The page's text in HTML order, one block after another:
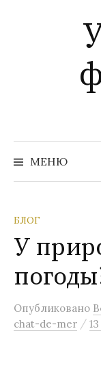
к
с
ж
м
о
м
МЕНЮ
БЛОГ
У
Опубликовано
chat-de-mer /